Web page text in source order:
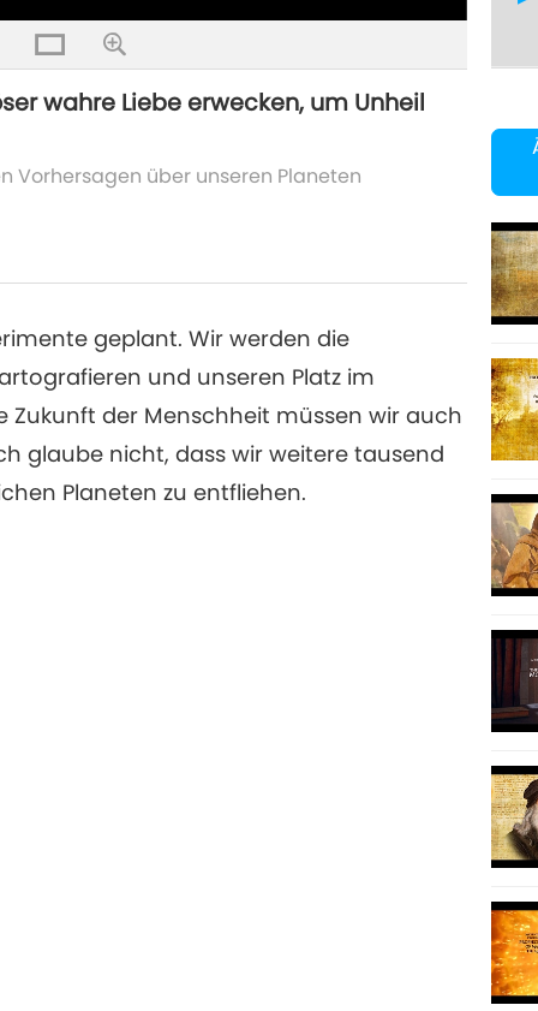
wahre Liebe erwecken, um Unheil
Vorhersagen über unseren Planeten
geplant. Wir werden die
und unseren Platz im
Zukunft der Menschheit müssen wir auch
glaube nicht, dass wir weitere tausend
Planeten zu entfliehen.
79
80
81
82
83
84
85